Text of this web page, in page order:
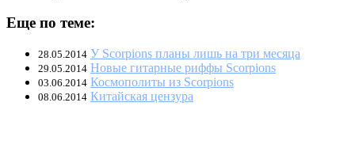
Еще по теме:
28.05.2014 У Scorpions планы лишь на три месяца
29.05.2014 Новые гитарные риффы Scorpions
03.06.2014 Космополиты из Scorpions
08.06.2014 Китайская цензура